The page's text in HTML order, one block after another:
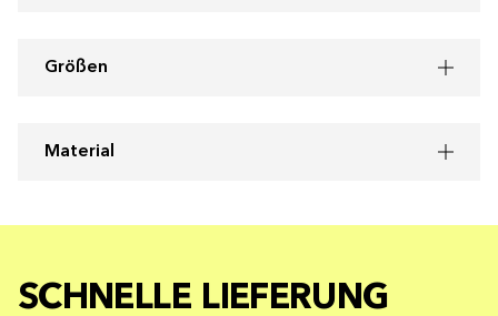
Größen
Material
SCHNELLE LIEFERUNG